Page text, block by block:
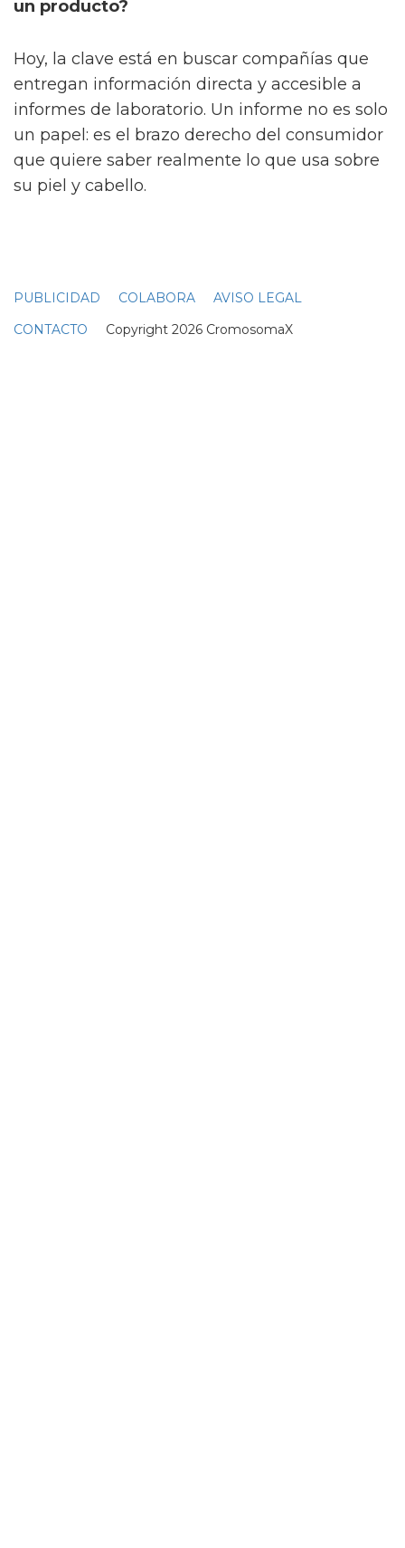
un producto?
Hoy, la clave está en buscar compañías que
entregan información directa y accesible a
informes de laboratorio. Un informe no es solo
un papel: es el brazo derecho del consumidor
que quiere saber realmente lo que usa sobre
su piel y cabello.
PUBLICIDAD COLABORA
AVISO LEGAL
CONTACTO Copyright 2026 CromosomaX